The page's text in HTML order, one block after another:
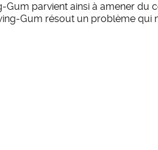
parvient ainsi à amener du
Gum résout un problème qui